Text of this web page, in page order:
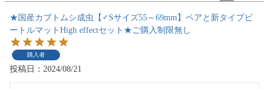
★国産カブトムシ成虫【♂Sサイズ55～69mm】ペアと新タイプビ
ートルマットHigh effectセット★ご購入制限無し
購入者
投稿日 2024/08/21